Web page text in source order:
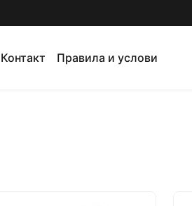
Контакт Правила и услови